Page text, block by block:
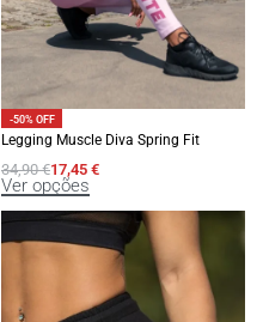
-50% OFF
Legging Muscle Diva Spring Fit
34,90€17,45 €
Ver opções